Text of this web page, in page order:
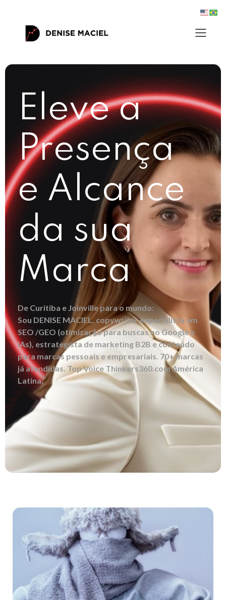
Eleve a
Presença
e Alcance
da sua
Marca
De Curitiba e Joinville para o mundo:
Sou DENISE MACIEL, copywriter especialista em
SEO /GEO (otimização para buscas no Google e
IAs), estrategista de marketing B2B e conteúdo
para marcas pessoais e empresariais. 70+ marcas
já atendidas. Top Voice Thinkers360.com América
Latina.